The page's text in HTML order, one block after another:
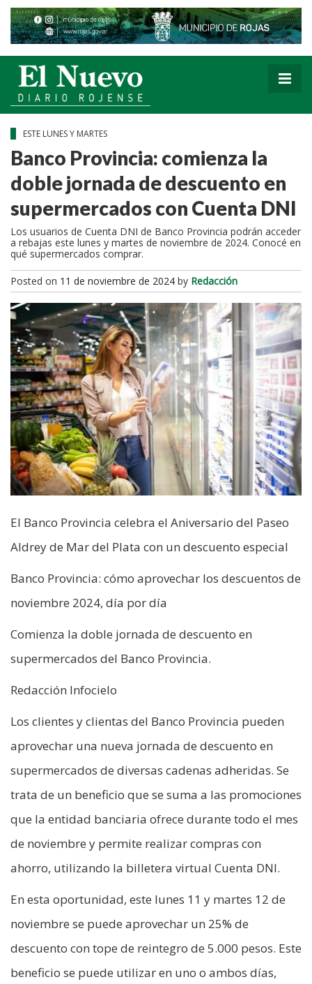
ESTE LUNES Y MARTES
Banco Provincia: comienza la
doble jornada de descuento en
supermercados con Cuenta DNI
Los usuarios de Cuenta DNI de Banco Provincia podrán acceder
a rebajas este lunes y martes de noviembre de 2024. Conocé en
qué supermercados comprar.
Posted on 11 de noviembre de 2024 by Redacción
El Banco Provincia celebra el Aniversario del Paseo
Aldrey de Mar del Plata con un descuento especial
Banco Provincia: cómo aprovechar los descuentos de
noviembre 2024, día por día
Comienza la doble jornada de descuento en
supermercados del Banco Provincia.
Redacción Infocielo
Los clientes y clientas del Banco Provincia pueden
aprovechar una nueva jornada de descuento en
supermercados de diversas cadenas adheridas. Se
trata de un beneficio que se suma a las promociones
que la entidad banciaria ofrece durante todo el mes
de noviembre y permite realizar compras con
ahorro, utilizando la billetera virtual Cuenta DNI.
En esta oportunidad, este lunes 11 y martes 12 de
noviembre se puede aprovechar un 25% de
descuento con tope de reintegro de 5.000 pesos. Este
beneficio se puede utilizar en uno o ambos días,